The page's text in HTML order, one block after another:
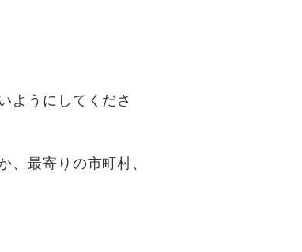
ようにしてくださ
最寄りの市町村、